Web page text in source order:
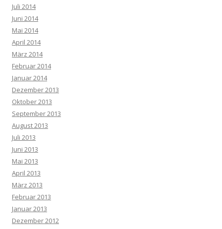
Juli 2014
Juni 2014
Mai 2014
April 2014
März 2014
Februar 2014
Januar 2014
Dezember 2013
Oktober 2013
September 2013
August 2013
Juli 2013
Juni 2013
Mai 2013
April 2013
März 2013
Februar 2013
Januar 2013
Dezember 2012